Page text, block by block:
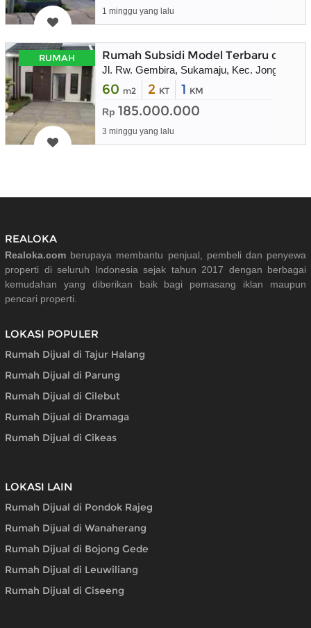
1 minggu yang lalu
RUMAH Rumah Subsidi Model Terbaru di Puri
Jl. Rw. Gembira, Sukamaju, Kec. Jonggol,
60 m2 2 KT 1 KM
Rp 185.000.000
3 minggu yang lalu
REALOKA
Realoka.com berupaya membantu penjual, pembeli dan penyewa
properti di seluruh Indonesia sejak tahun 2017 dengan berbagai
kemudahan yang diberikan baik bagi pemasang iklan maupun
pencari properti.
LOKASI POPULER
Rumah Dijual di Tajur Halang
Rumah Dijual di Parung
Rumah Dijual di Cilebut
Rumah Dijual di Dramaga
Rumah Dijual di Cikeas
LOKASI LAIN
Rumah Dijual di Pondok Rajeg
Rumah Dijual di Wanaherang
Rumah Dijual di Bojong Gede
Rumah Dijual di Leuwiliang
Rumah Dijual di Ciseeng